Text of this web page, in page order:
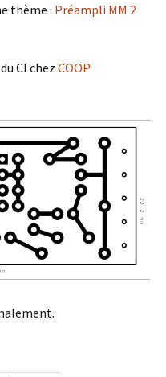
thème : Préampli MM 2
CI chez COOP